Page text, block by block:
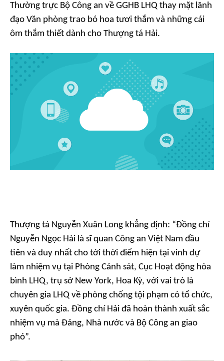
Thường trực Bộ Công an về GGHB LHQ thay mặt lãnh
đạo Văn phòng trao bó hoa tươi thắm và những cái
ôm thắm thiết dành cho Thượng tá Hải.
Thượng tá Nguyễn Xuân Long khẳng định: “Đồng chí
Nguyễn Ngọc Hải là sĩ quan Công an Việt Nam đầu
tiên và duy nhất cho tới thời điểm hiện tại vinh dự
làm nhiệm vụ tại Phòng Cảnh sát, Cục Hoạt động hòa
bình LHQ, trụ sở New York, Hoa Kỳ, với vai trò là
chuyên gia LHQ về phòng chống tội phạm có tổ chức,
xuyên quốc gia. Đồng chí Hải đã hoàn thành xuất sắc
nhiệm vụ mà Đảng, Nhà nước và Bộ Công an giao
phó”.